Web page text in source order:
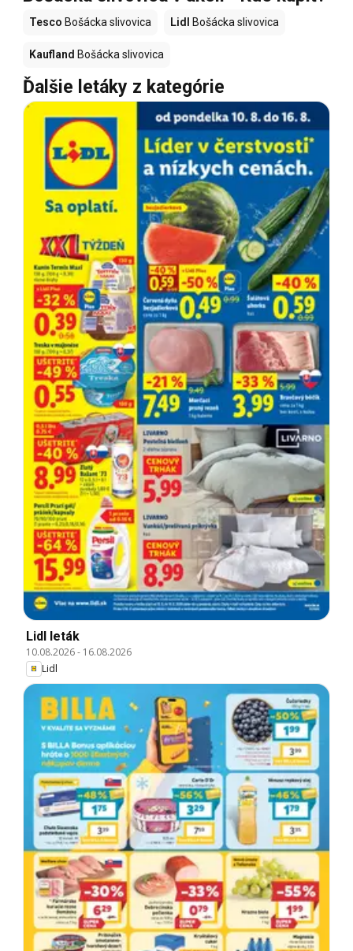
Tesco Bošácka slivovica Lidl Bošácka slivovica
Kaufland Bošácka slivovica
Ďalšie letáky z kategórie
Lidl leták
10.08.2026- 16.08.2026
Lidl